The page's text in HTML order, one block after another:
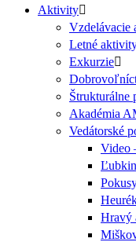
Aktivity
Vzdelávacie
Letné
Exkurzie
Štrukturálne
Akadémia
Vedátorské
Video
Hravý